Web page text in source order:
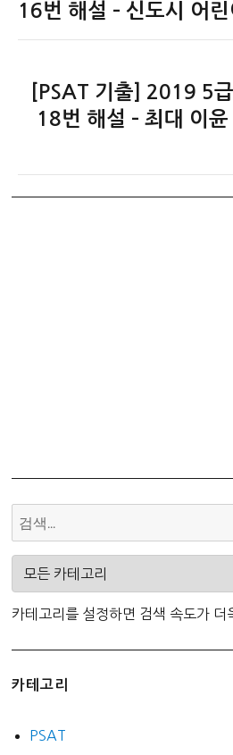
색
전
16번 해설 – 신도시 어
[PSAT 기출] 2019 5
18번 해설 – 최대 이윤
카테고리를 설정하면 검색 속도가 더
카테고리
PSAT